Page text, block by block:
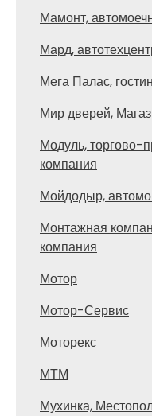
Мамонт,
Мард,
Мега Палас,
Мир дверей,
Модуль, торгово-
компания
Мойдодыр,
Монтажная
компания
Мотор
Мотор-Сервис
Моторекс
МТМ
Мухинка,